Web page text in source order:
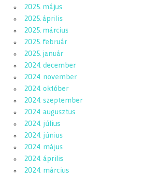
2025. május
2025. április
2025. március
2025. február
2025. január
2024. december
2024. november
2024. október
2024. szeptember
2024. augusztus
2024. július
2024. június
2024. május
2024. április
2024. március